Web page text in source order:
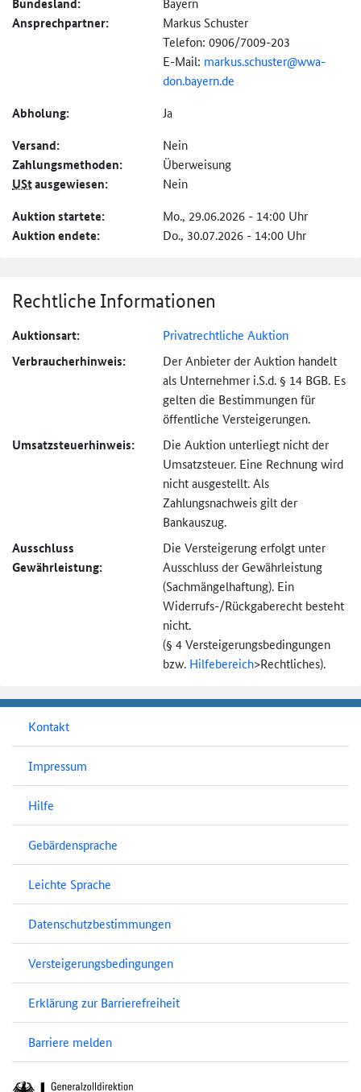
Ansprechpartner:
Markus Schuster
Telefon: 0906/7009-203
E-Mail: markus.schuster@wwa-
don.bayern.de
Abholung: Ja
Versand: Nein
Zahlungs­methoden: Überweisung
UStausgewiesen: Nein
Auktion startete: Mo., 29.06.2026 - 14:00 Uhr
Auktion endete: Do., 30.07.2026 - 14:00 Uhr
Rechtliche Informationen
Auktionsart: Privatrechtliche Auktion
Verbraucher­hinweis:
Der Anbieter der Auktion handelt
als Unternehmer i.S.d. § 14 BGB. Es
gelten die Bestimmungen für
öffentliche Versteigerungen.
Umsatzsteuer­hinweis:
Die Auktion unterliegt nicht der
Umsatzsteuer. Eine Rechnung wird
nicht ausgestellt. Als
Zahlungsnachweis gilt der
Bankauszug.
Ausschluss
Gewährleistung:
Die Versteigerung erfolgt unter
Ausschluss der Gewährleistung
(Sachmängel­haftung). Ein
Widerrufs-/Rückgaberecht besteht
nicht.
(§ 4 Versteigerungs­bedingungen
bzw. Hilfebereich>Rechtliches).
Kontakt
Impressum
Hilfe
Gebärdensprache
Leichte Sprache
Datenschutzbestimmungen
Versteigerungsbedingungen
Erklärung zur Barrierefreiheit
Barriere melden